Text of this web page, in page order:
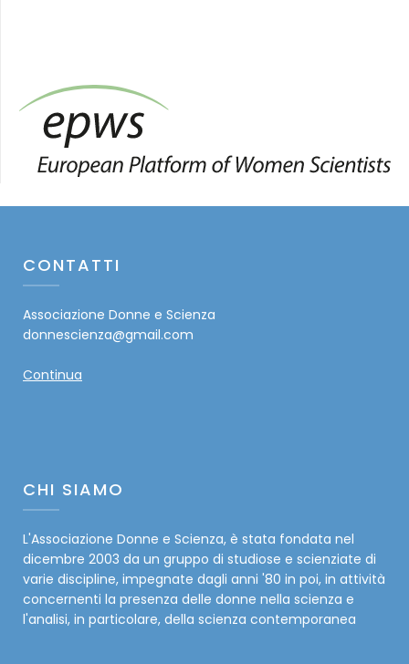
CONTATTI
Associazione Donne e Scienza
donnescienza@gmail.com
Continua
CHI SIAMO
L'Associazione Donne e Scienza, è stata fondata nel
dicembre 2003 da un gruppo di studiose e scienziate di
varie discipline, impegnate dagli anni '80 in poi, in attività
concernenti la presenza delle donne nella scienza e
l'analisi, in particolare, della scienza contemporanea